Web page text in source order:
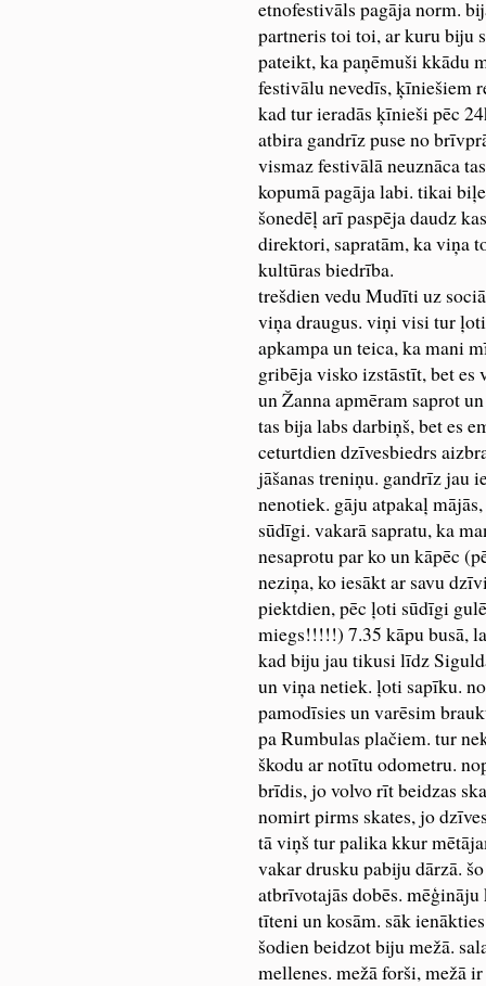
etnofestivāls pagāja norm.
partneris toi toi, ar kuru biju
pateikt, ka paņēmuši kkādu
festivālu nevedīs, ķīniešiem
kad tur ieradās ķīnieši pēc
atbira gandrīz puse no
vismaz festivālā neuznāca
kopumā pagāja labi. tikai
šonedēļ arī paspēja daudz
direktori, sapratām, ka viņa
kultūras biedrība.
trešdien vedu Mudīti uz
viņa draugus. viņi visi tur
apkampa un teica, ka mani
gribēja visko izstāstīt, bet es
un Žanna apmēram saprot
tas bija labs darbiņš, bet es
ceturtdien dzīvesbiedrs
jāšanas treniņu. gandrīz jau
nenotiek. gāju atpakaļ
sūdīgi. vakarā sapratu, ka
nesaprotu par ko un kāpēc
neziņa, ko iesākt ar savu
piektdien, pēc ļoti sūdīgi
miegs!!!!!) 7.35 kāpu busā,
kad biju jau tikusi līdz
un viņa netiek. ļoti sapīku.
pamodīsies un varēsim
pa Rumbulas plačiem. tur
škodu ar notītu odometru.
brīdis, jo volvo rīt beidzas
nomirt pirms skates, jo
tā viņš tur palika kkur
vakar drusku pabiju dārzā.
atbrīvotajās dobēs.
tīteni un kosām. sāk
šodien beidzot biju mežā.
mellenes. mežā forši, mežā